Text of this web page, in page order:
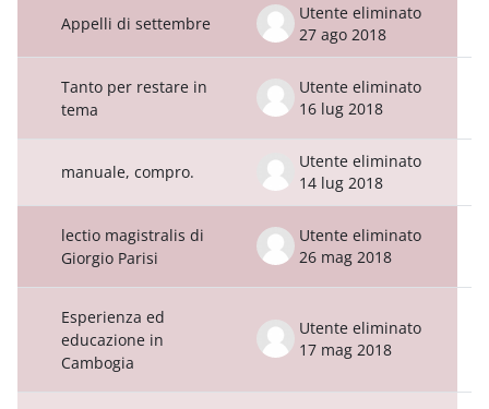
Appelli di settembre
Utente eliminato
27 ago 2018
Tanto per restare in
tema
Utente eliminato
16 lug 2018
manuale, compro.
Utente eliminato
14 lug 2018
lectio magistralis di
Giorgio Parisi
Utente eliminato
26 mag 2018
Esperienza ed
educazione in
Cambogia
Utente eliminato
17 mag 2018